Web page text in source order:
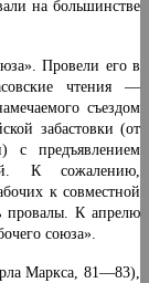
на большинстве
Провели его в
чтения —
съездом
забастовки (от
с предъявлением
К сожалению,
к совместной
провалы. К апрелю
союза».
Маркса, 81—83),